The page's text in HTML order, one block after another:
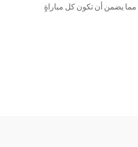
مما يضمن أن تكون كل مباراةٍ